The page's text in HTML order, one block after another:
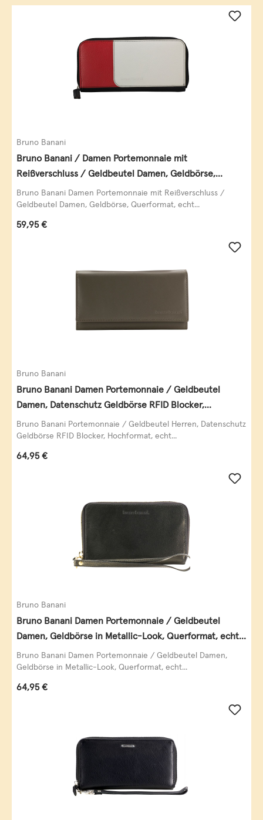
Bruno Banani
Bruno Banani / Damen Portemonnaie mit
Reißverschluss / Geldbeutel Damen, Geldbörse,
Querformat, echt Leder, black/white/red
Bruno Banani Damen Portemonnaie mit Reißverschluss /
Geldbeutel Damen, Geldbörse, Querformat, echt...
Regulärer Preis:
59,95 €
Bruno Banani
Bruno Banani Damen Portemonnaie / Geldbeutel
Damen, Datenschutz Geldbörse RFID Blocker,
Querformat, echt Leder, taupe
Bruno Banani Portemonnaie / Geldbeutel Herren, Datenschutz
Geldbörse RFID Blocker, Hochformat, echt...
Regulärer Preis:
64,95 €
Bruno Banani
Bruno Banani Damen Portemonnaie / Geldbeutel
Damen, Geldbörse in Metallic-Look, Querformat, echt
Leder, schwarz-gold
Bruno Banani Damen Portemonnaie / Geldbeutel Damen,
Geldbörse in Metallic-Look, Querformat, echt...
Regulärer Preis:
64,95 €